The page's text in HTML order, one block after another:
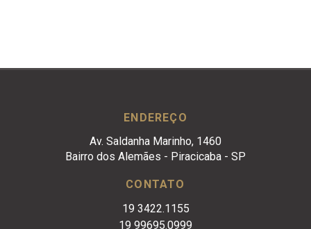
ENDEREÇO
Av. Saldanha Marinho, 1460
Bairro dos Alemães - Piracicaba - SP
CONTATO
19 3422.1155
19 99695.0999